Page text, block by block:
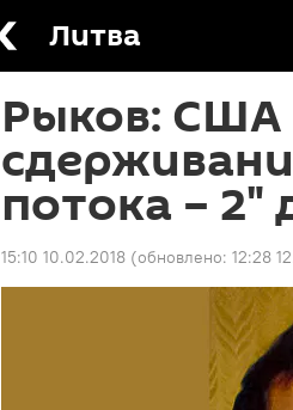
Литва
Рыков: США
потока – 2"
15:10 10.02.2018 (обновлено: 12:28